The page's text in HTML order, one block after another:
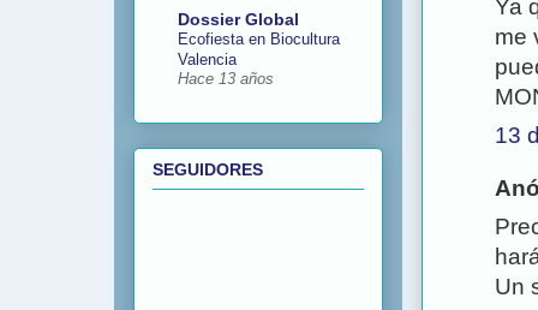
Ya
me
13
Un
Dossier Global
Ecofiesta en Biocultura
Valencia
Hace 13 años
SEGUIDORES